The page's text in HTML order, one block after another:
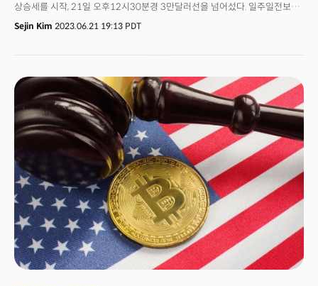
상승세를 시작, 21일 오후12시30분경 3만달러선을 넘어섰다. 일주일전보다
19% 넘게 오른 가격이다.이번 상승 배경에는 시타델, 피델리티, 블랙록 등
월가의 대형 금융 기업들이 잇따라 블록체인∙암호화폐 시장 진출을
거래소를 선보였다. 매번 퇴짜를 맞았던 비트코인 현물 상장지수펀드(ETF)
시장에는 승률 99.98% 승률의 블랙록이 참전했다. 이들의 진출로 암호화폐가
한 단계 나아간 금융 인프라를 마련할 수 있다는 기대가 나온다. 하지만 동시에
이들의 행보가 그간 시장을 지지해 온 개인 투자자들보다는 기관 투자가들의
돈벌이 수단만 될 수 있다는 시각도 나왔다.
Sejin Kim 2023.06.21 19:13 PDT